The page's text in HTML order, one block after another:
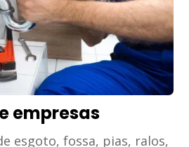
empresas
esgoto, fossa, pias, ralos,